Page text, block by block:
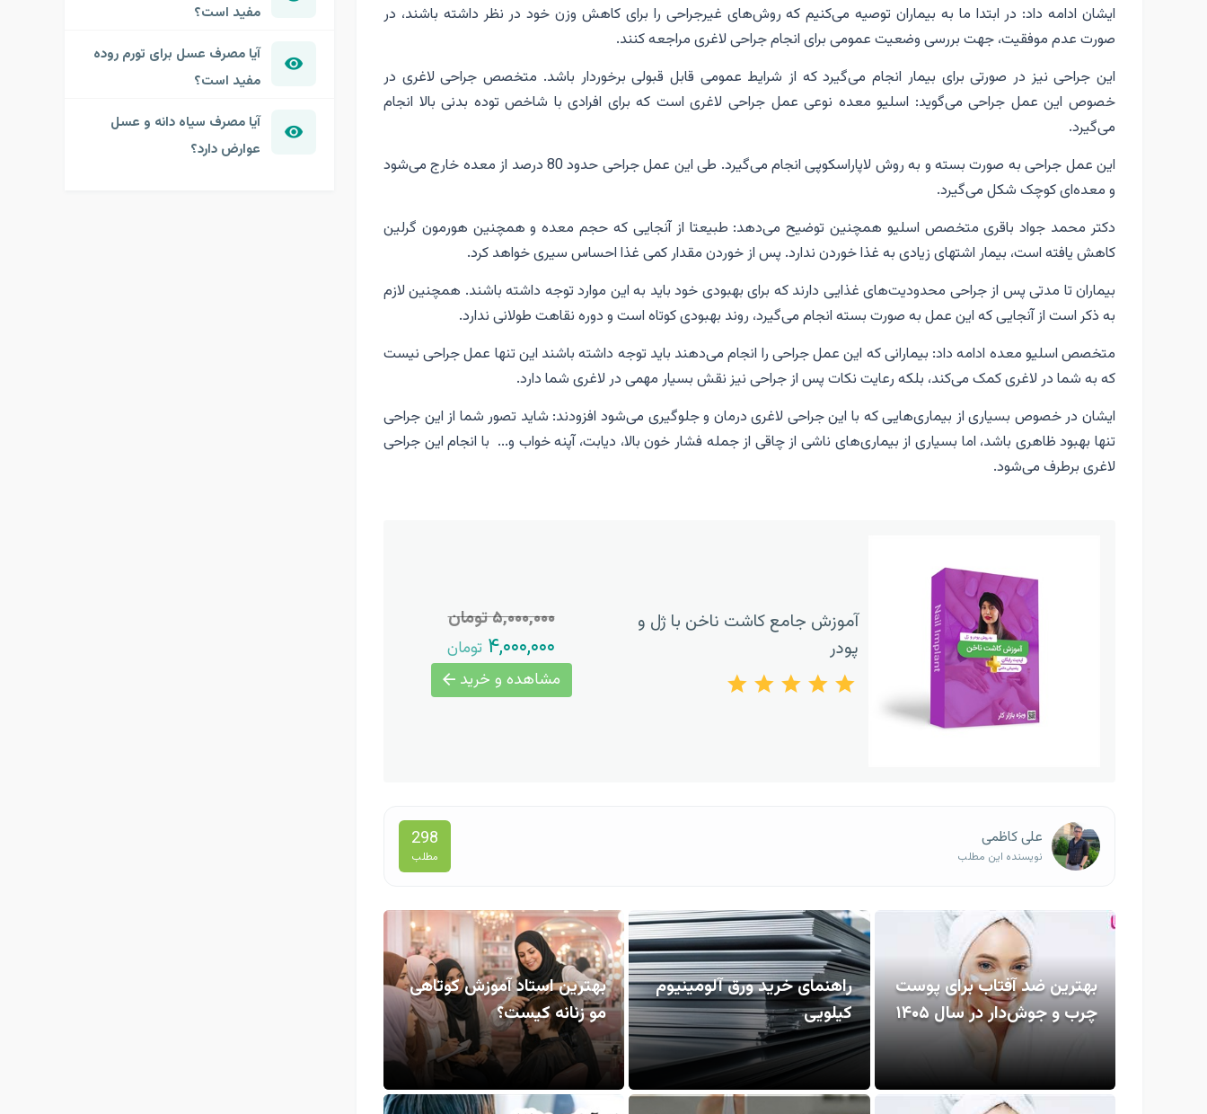
ایشان ادامه داد: در ابتدا ما به بیماران توصیه می‌کنیم که روش‌های غیرجراحی را برای کاهش وزن خود در نظر داشته باشند، در
صورت عدم موفقیت، جهت بررسی وضعیت عمومی برای انجام جراحی لاغری مراجعه کنند.
این جراحی نیز در صورتی برای بیمار انجام می‌گیرد که از شرایط عمومی قابل قبولی برخوردار باشد. متخصص جراحی لاغری در
خصوص این عمل جراحی می‌گوید: اسلیو معده نوعی عمل جراحی لاغری است که برای افرادی با شاخص توده بدنی بالا انجام
می‌گیرد.
این عمل جراحی به صورت بسته و به روش لاپاراسکوپی انجام می‌گیرد. طی این عمل جراحی حدود 80 درصد از معده خارج می‌شود
و معده‌ای کوچک شکل می‌گیرد.
دکتر محمد جواد باقری متخصص اسلیو همچنین توضیح می‌دهد: طبیعتا از آنجایی که حجم معده و همچنین هورمون گرلین
کاهش یافته است، بیمار اشتهای زیادی به غذا خوردن ندارد. پس از خوردن مقدار کمی غذا احساس سیری خواهد کرد.
بیماران تا مدتی پس از جراحی محدودیت‌های غذایی دارند که برای بهبودی خود باید به این موارد توجه داشته باشند. همچنین لازم
به ذکر است از آنجایی که این عمل به صورت بسته انجام می‌گیرد، روند بهبودی کوتاه است و دوره نقاهت طولانی ندارد.
متخصص اسلیو معده ادامه داد: بیمارانی که این عمل جراحی را انجام می‌دهند باید توجه داشته باشند این تنها عمل جراحی نیست
که به شما در لاغری کمک می‌کند، بلکه رعایت نکات پس از جراحی نیز نقش بسیار مهمی در لاغری شما دارد.
ایشان در خصوص بسیاری از بیماری‌هایی که با این جراحی لاغری درمان و جلوگیری می‌شود افزودند: شاید تصور شما از این جراحی
تنها بهبود ظاهری باشد، اما بسیاری از بیماری‌های ناشی از چاقی از جمله فشار خون بالا، دیابت، آپنه خواب و... با انجام این جراحی
لاغری برطرف می‌شود.
آموزش جامع کاشت ناخن با ژل و
پودر
۵,۰۰۰,۰۰۰ تومان
۴,۰۰۰,۰۰۰ تومان
مشاهده و خرید
علی کاظمی
نویسنده این مطلب
298
مطلب
بهترین ضد آفتاب برای پوست
چرب و جوش‌دار در سال ۱۴۰۵
راهنمای خرید ورق آلومینیوم
کیلویی
بهترین استاد آموزش کوتاهی
مو زنانه کیست؟
مفید است؟
آیا مصرف عسل برای تورم روده
مفید است؟
آیا مصرف سیاه دانه و عسل
عوارض دارد؟